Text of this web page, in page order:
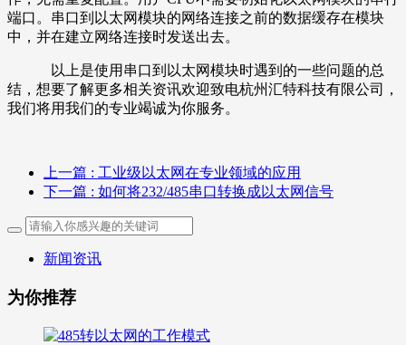
端口。串口到以太网模块的网络连接之前的数据缓存在模块
中，并在建立网络连接时发送出去。
以上是使用串口到以太网模块时遇到的一些问题的总
结，想要了解更多相关资讯欢迎致电杭州汇特科技有限公司，
我们将用我们的专业竭诚为你服务。
上一篇 : 工业级以太网在专业领域的应用
下一篇 : 如何将232/485串口转换成以太网信号
新闻资讯
为你推荐